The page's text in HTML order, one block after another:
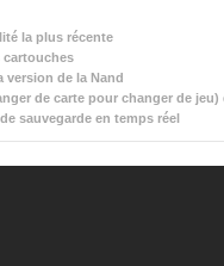
la plus récente
cartouches
version de la Nand
de carte pour changer de
sauvegarde en temps réel